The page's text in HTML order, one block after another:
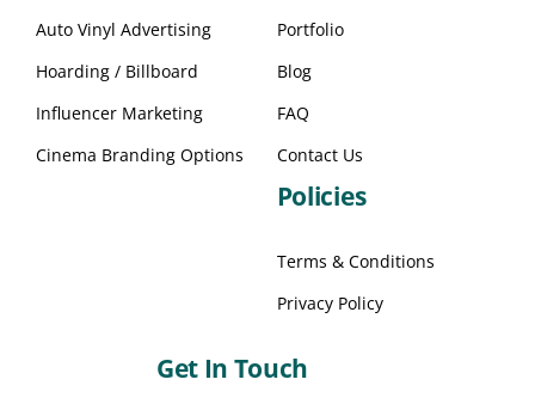
Auto Vinyl Advertising
Hoarding / Billboard
Influencer Marketing
Cinema Branding Options
Portfolio
Blog
FAQ
Contact Us
Policies
Terms & Conditions
Privacy Policy
Get In Touch